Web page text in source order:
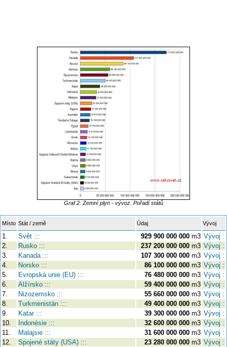
Graf 2: Zemní plyn - vývoz. Pořadí států
Místo Stát / země Údaj Vývoj
1. Svět ::: 929 900 000 000 m3 Vývoj :
2.
Rusko ::: 237 200 000 000 m3 Vývoj :
3.
Kanada ::: 107 300 000 000 m3 Vývoj :
4.
Norsko ::: 86 100 000 000 m3 Vývoj :
5.
Evropská unie (EU) ::: 76 480 000 000 m3 Vývoj :
6.
Alžírsko ::: 59 400 000 000 m3 Vývoj :
7.
Nizozemsko ::: 55 660 000 000 m3 Vývoj :
8.
Turkmenistán ::: 49 400 000 000 m3 Vývoj :
9.
Katar ::: 39 300 000 000 m3 Vývoj :
10.
Indonésie ::: 32 600 000 000 m3 Vývoj :
11.
Malajsie ::: 31 600 000 000 m3 Vývoj :
12.
Spojené státy (USA) ::: 23 280 000 000 m3 Vývoj :